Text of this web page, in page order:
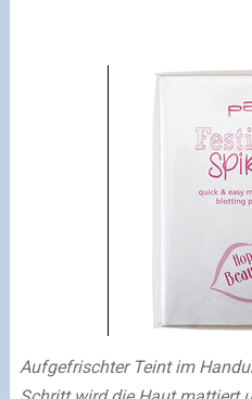
Aufgefrischter Teint im